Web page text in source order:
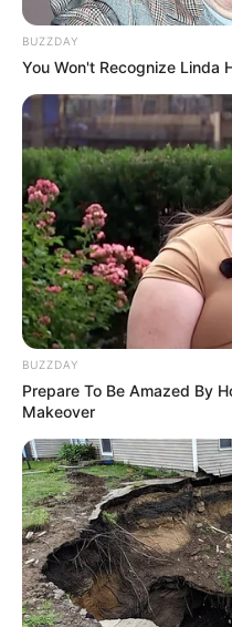
BUZZDAY
You Won't Recognize Linda
BUZZDAY
Prepare To Be Amazed By
Makeover